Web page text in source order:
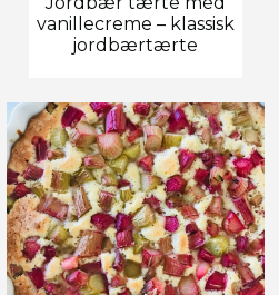
vanillecreme – klassisk
jordbærtærte